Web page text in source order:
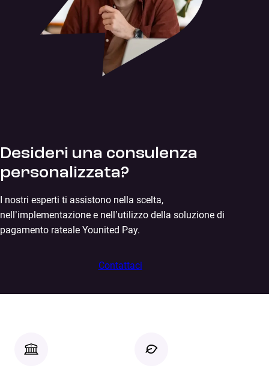
Desideri una consulenza
personalizzata?
I nostri esperti ti assistono nella scelta,
nell’implementazione e nell’utilizzo della soluzione di
pagamento rateale Younited Pay.
Contattaci